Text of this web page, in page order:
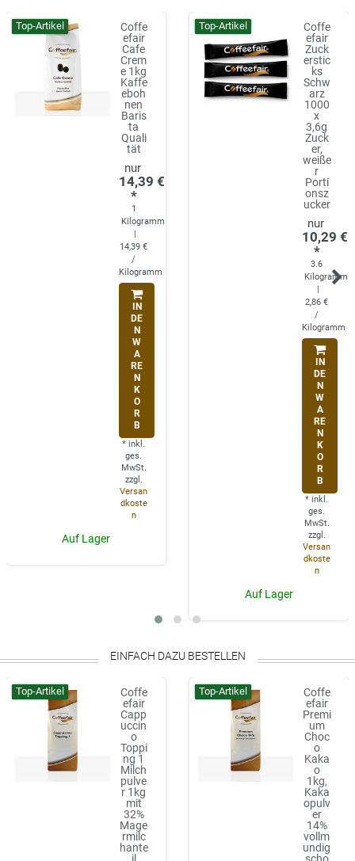
Top-Artikel
Coffe
efair
Cafe
Crem
e 1kg
Kaffe
eboh
nen
Baris
ta
Quali
tät
14,39 €
*
1
Kilogramm
|
14,39 €
/
Kilogramm
IN
DE
N
W
A
RE
N
K
O
R
B
* inkl.
ges.
MwSt.
zzgl.
Versan
dkoste
n
Auf Lager
Top-Artikel
Coffe
efair
Zuck
erstic
ks
Schw
arz
1000
x
3,6g
Zuck
er,
weiße
r
Porti
onsz
ucker
10,29 €
*
3.6
Kilogramm
|
2,86 €
/
Kilogramm
IN
DE
N
W
A
RE
N
K
O
R
B
* inkl.
ges.
MwSt.
zzgl.
Versan
dkoste
n
Auf Lager
EINFACH DAZU BESTELLEN
Top-Artikel
Coffe
efair
Capp
uccin
o
Toppi
ng 1
Milch
pulve
r 1kg
mit
32%
Mage
rmilc
hante
il
Top-Artikel
Coffe
efair
Premi
um
Choc
o
Kaka
o
1kg,
Kaka
opulv
er
14%
vollm
undig
scho